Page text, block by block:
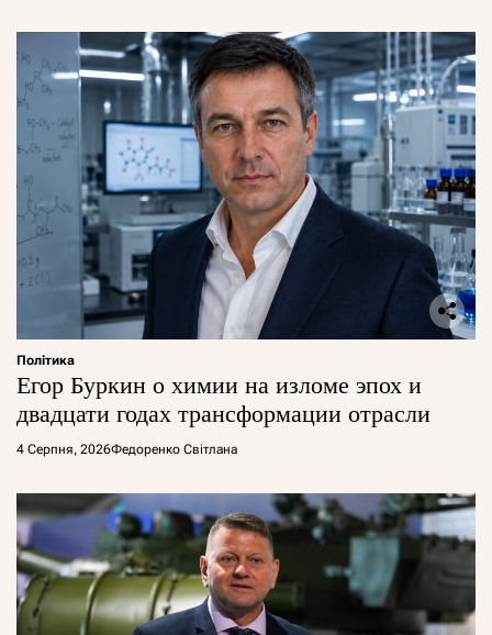
Політика
Егор Буркин о химии на изломе эпох и
двадцати годах трансформации отрасли
4 Серпня, 2026Федоренко Світлана